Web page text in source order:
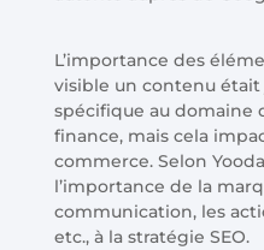
L’importance des
visible un contenu était
spécifique au domaine
finance, mais cela
commerce. Selon
l’importance de la
communication, les
etc., à la stratégie SEO.